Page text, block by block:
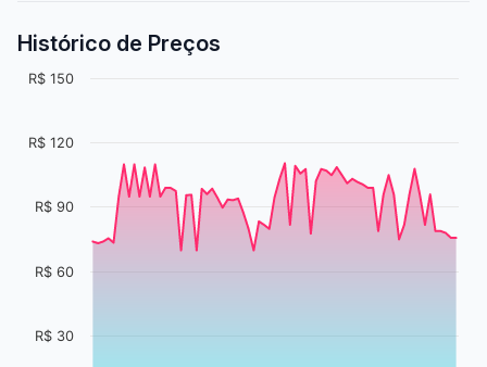
Histórico de Preços
R$ 30
R$ 60
R$ 90
R$ 120
R$ 150